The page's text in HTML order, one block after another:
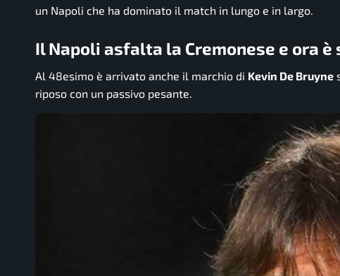
un Napoli che ha dominato il match in lungo e in largo.
Il Napoli asfalta la Cremonese e ora è
Al 48esimo è arrivato anche il marchio di Kevin De Bruyne
riposo con un passivo pesante.